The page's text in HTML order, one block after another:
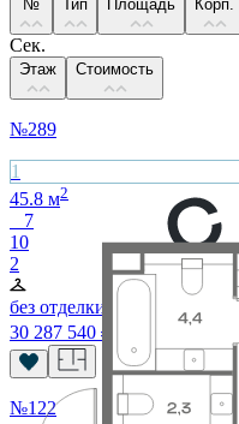
№ Тип Площадь Корп.
Сек.
Этаж Стоимость
№289
1
45.8 м2
7
10
2
без отделки
30 287 540 ₽
№122